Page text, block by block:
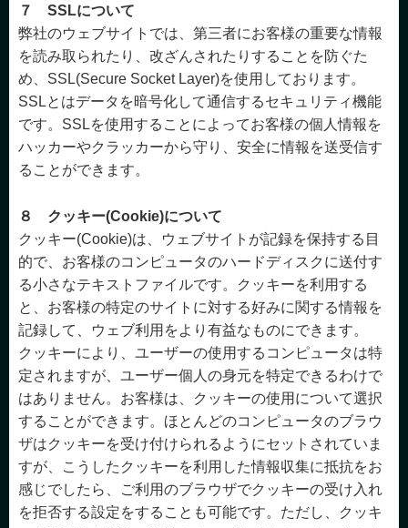
７ SSLについて
弊社のウェブサイトでは、第三者にお客様の重要な情報
を読み取られたり、改ざんされたりすることを防ぐた
め、SSL(Secure Socket Layer)を使用しております。
SSLとはデータを暗号化して通信するセキュリティ機能
です。SSLを使用することによってお客様の個人情報を
ハッカーやクラッカーから守り、安全に情報を送受信す
ることができます。
８ クッキー(Cookie)について
クッキー(Cookie)は、ウェブサイトが記録を保持する目
的で、お客様のコンピュータのハードディスクに送付す
る小さなテキストファイルです。クッキーを利用する
と、お客様の特定のサイトに対する好みに関する情報を
記録して、ウェブ利用をより有益なものにできます。
クッキーにより、ユーザーの使用するコンピュータは特
定されますが、ユーザー個人の身元を特定できるわけで
はありません。お客様は、クッキーの使用について選択
することができます。ほとんどのコンピュータのブラウ
ザはクッキーを受け付けられるようにセットされていま
すが、こうしたクッキーを利用した情報収集に抵抗をお
感じでしたら、ご利用のブラウザでクッキーの受け入れ
を拒否する設定をすることも可能です。ただし、クッキ